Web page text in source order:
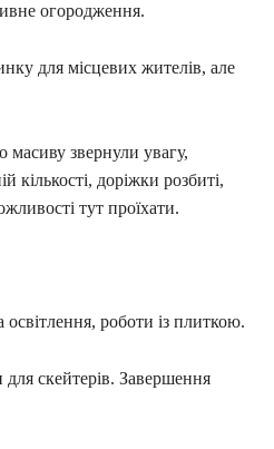
огородження.
для місцевих жителів, але
звернули увагу,
доріжки розбиті,
тут проїхати.
роботи із плиткою.
скейтерів. Завершення